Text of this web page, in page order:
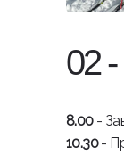
02
8.00-
10.30-